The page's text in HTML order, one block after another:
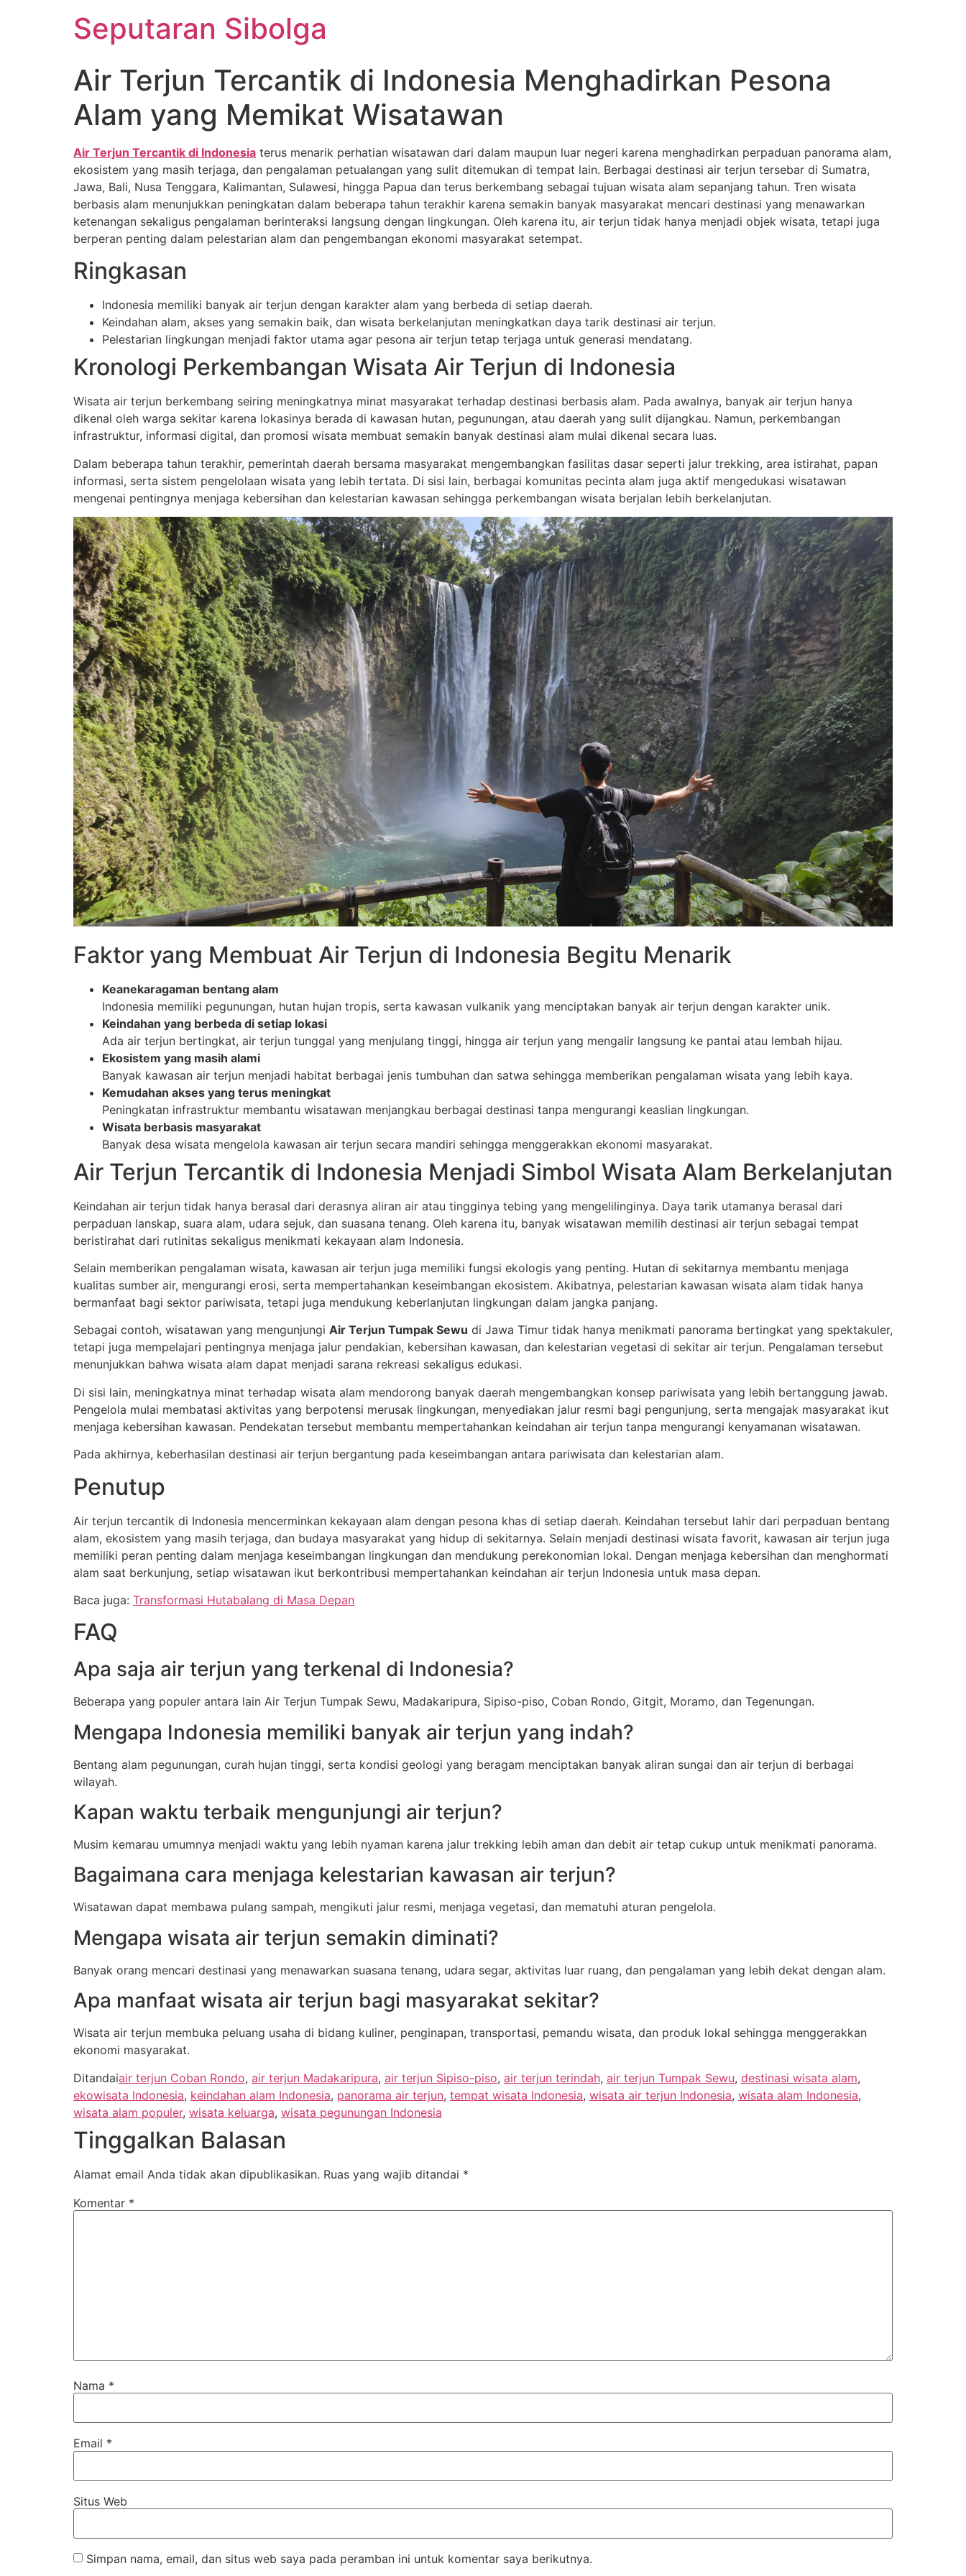
Seputaran Sibolga
Air Terjun Tercantik di Indonesia Menghadirkan Pesona
Alam yang Memikat Wisatawan
Air Terjun Tercantik di Indonesia terus menarik perhatian wisatawan dari dalam maupun luar negeri karena menghadirkan perpaduan panorama alam,
ekosistem yang masih terjaga, dan pengalaman petualangan yang sulit ditemukan di tempat lain. Berbagai destinasi air terjun tersebar di Sumatra,
Jawa, Bali, Nusa Tenggara, Kalimantan, Sulawesi, hingga Papua dan terus berkembang sebagai tujuan wisata alam sepanjang tahun. Tren wisata
berbasis alam menunjukkan peningkatan dalam beberapa tahun terakhir karena semakin banyak masyarakat mencari destinasi yang menawarkan
ketenangan sekaligus pengalaman berinteraksi langsung dengan lingkungan. Oleh karena itu, air terjun tidak hanya menjadi objek wisata, tetapi juga
berperan penting dalam pelestarian alam dan pengembangan ekonomi masyarakat setempat.
Ringkasan
Indonesia memiliki banyak air terjun dengan karakter alam yang berbeda di setiap daerah.
Keindahan alam, akses yang semakin baik, dan wisata berkelanjutan meningkatkan daya tarik destinasi air terjun.
Pelestarian lingkungan menjadi faktor utama agar pesona air terjun tetap terjaga untuk generasi mendatang.
Kronologi Perkembangan Wisata Air Terjun di Indonesia
Wisata air terjun berkembang seiring meningkatnya minat masyarakat terhadap destinasi berbasis alam. Pada awalnya, banyak air terjun hanya
dikenal oleh warga sekitar karena lokasinya berada di kawasan hutan, pegunungan, atau daerah yang sulit dijangkau. Namun, perkembangan
infrastruktur, informasi digital, dan promosi wisata membuat semakin banyak destinasi alam mulai dikenal secara luas.
Dalam beberapa tahun terakhir, pemerintah daerah bersama masyarakat mengembangkan fasilitas dasar seperti jalur trekking, area istirahat, papan
informasi, serta sistem pengelolaan wisata yang lebih tertata. Di sisi lain, berbagai komunitas pecinta alam juga aktif mengedukasi wisatawan
mengenai pentingnya menjaga kebersihan dan kelestarian kawasan sehingga perkembangan wisata berjalan lebih berkelanjutan.
Faktor yang Membuat Air Terjun di Indonesia Begitu Menarik
Keanekaragaman bentang alam
Indonesia memiliki pegunungan, hutan hujan tropis, serta kawasan vulkanik yang menciptakan banyak air terjun dengan karakter unik.
Keindahan yang berbeda di setiap lokasi
Ada air terjun bertingkat, air terjun tunggal yang menjulang tinggi, hingga air terjun yang mengalir langsung ke pantai atau lembah hijau.
Ekosistem yang masih alami
Banyak kawasan air terjun menjadi habitat berbagai jenis tumbuhan dan satwa sehingga memberikan pengalaman wisata yang lebih kaya.
Kemudahan akses yang terus meningkat
Peningkatan infrastruktur membantu wisatawan menjangkau berbagai destinasi tanpa mengurangi keaslian lingkungan.
Wisata berbasis masyarakat
Banyak desa wisata mengelola kawasan air terjun secara mandiri sehingga menggerakkan ekonomi masyarakat.
Air Terjun Tercantik di Indonesia Menjadi Simbol Wisata Alam Berkelanjutan
Keindahan air terjun tidak hanya berasal dari derasnya aliran air atau tingginya tebing yang mengelilinginya. Daya tarik utamanya berasal dari
perpaduan lanskap, suara alam, udara sejuk, dan suasana tenang. Oleh karena itu, banyak wisatawan memilih destinasi air terjun sebagai tempat
beristirahat dari rutinitas sekaligus menikmati kekayaan alam Indonesia.
Selain memberikan pengalaman wisata, kawasan air terjun juga memiliki fungsi ekologis yang penting. Hutan di sekitarnya membantu menjaga
kualitas sumber air, mengurangi erosi, serta mempertahankan keseimbangan ekosistem. Akibatnya, pelestarian kawasan wisata alam tidak hanya
bermanfaat bagi sektor pariwisata, tetapi juga mendukung keberlanjutan lingkungan dalam jangka panjang.
Sebagai contoh, wisatawan yang mengunjungi Air Terjun Tumpak Sewu di Jawa Timur tidak hanya menikmati panorama bertingkat yang spektakuler,
tetapi juga mempelajari pentingnya menjaga jalur pendakian, kebersihan kawasan, dan kelestarian vegetasi di sekitar air terjun. Pengalaman tersebut
menunjukkan bahwa wisata alam dapat menjadi sarana rekreasi sekaligus edukasi.
Di sisi lain, meningkatnya minat terhadap wisata alam mendorong banyak daerah mengembangkan konsep pariwisata yang lebih bertanggung jawab.
Pengelola mulai membatasi aktivitas yang berpotensi merusak lingkungan, menyediakan jalur resmi bagi pengunjung, serta mengajak masyarakat ikut
menjaga kebersihan kawasan. Pendekatan tersebut membantu mempertahankan keindahan air terjun tanpa mengurangi kenyamanan wisatawan.
Pada akhirnya, keberhasilan destinasi air terjun bergantung pada keseimbangan antara pariwisata dan kelestarian alam.
Penutup
Air terjun tercantik di Indonesia mencerminkan kekayaan alam dengan pesona khas di setiap daerah. Keindahan tersebut lahir dari perpaduan bentang
alam, ekosistem yang masih terjaga, dan budaya masyarakat yang hidup di sekitarnya. Selain menjadi destinasi wisata favorit, kawasan air terjun juga
memiliki peran penting dalam menjaga keseimbangan lingkungan dan mendukung perekonomian lokal. Dengan menjaga kebersihan dan menghormati
alam saat berkunjung, setiap wisatawan ikut berkontribusi mempertahankan keindahan air terjun Indonesia untuk masa depan.
Baca juga: Transformasi Hutabalang di Masa Depan
FAQ
Apa saja air terjun yang terkenal di Indonesia?
Beberapa yang populer antara lain Air Terjun Tumpak Sewu, Madakaripura, Sipiso-piso, Coban Rondo, Gitgit, Moramo, dan Tegenungan.
Mengapa Indonesia memiliki banyak air terjun yang indah?
Bentang alam pegunungan, curah hujan tinggi, serta kondisi geologi yang beragam menciptakan banyak aliran sungai dan air terjun di berbagai
wilayah.
Kapan waktu terbaik mengunjungi air terjun?
Musim kemarau umumnya menjadi waktu yang lebih nyaman karena jalur trekking lebih aman dan debit air tetap cukup untuk menikmati panorama.
Bagaimana cara menjaga kelestarian kawasan air terjun?
Wisatawan dapat membawa pulang sampah, mengikuti jalur resmi, menjaga vegetasi, dan mematuhi aturan pengelola.
Mengapa wisata air terjun semakin diminati?
Banyak orang mencari destinasi yang menawarkan suasana tenang, udara segar, aktivitas luar ruang, dan pengalaman yang lebih dekat dengan alam.
Apa manfaat wisata air terjun bagi masyarakat sekitar?
Wisata air terjun membuka peluang usaha di bidang kuliner, penginapan, transportasi, pemandu wisata, dan produk lokal sehingga menggerakkan
ekonomi masyarakat.
Ditandaiair terjun Coban Rondo, air terjun Madakaripura, air terjun Sipiso-piso, air terjun terindah, air terjun Tumpak Sewu, destinasi wisata alam,
ekowisata Indonesia, keindahan alam Indonesia, panorama air terjun, tempat wisata Indonesia, wisata air terjun Indonesia, wisata alam Indonesia,
wisata alam populer, wisata keluarga, wisata pegunungan Indonesia
Tinggalkan Balasan
Alamat email Anda tidak akan dipublikasikan. Ruas yang wajib ditandai *
Komentar *
Nama *
Email *
Situs Web
Simpan nama, email, dan situs web saya pada peramban ini untuk komentar saya berikutnya.